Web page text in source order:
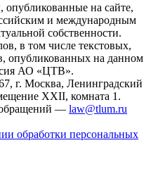
на сайте,
и международным
собственности.
в том числе текстовых,
опубликованных на данном
АО «ЦТВ».
г. Москва, Ленинградский
XXII, комната 1.
обращений — law@tlum.ru
обработки персональных